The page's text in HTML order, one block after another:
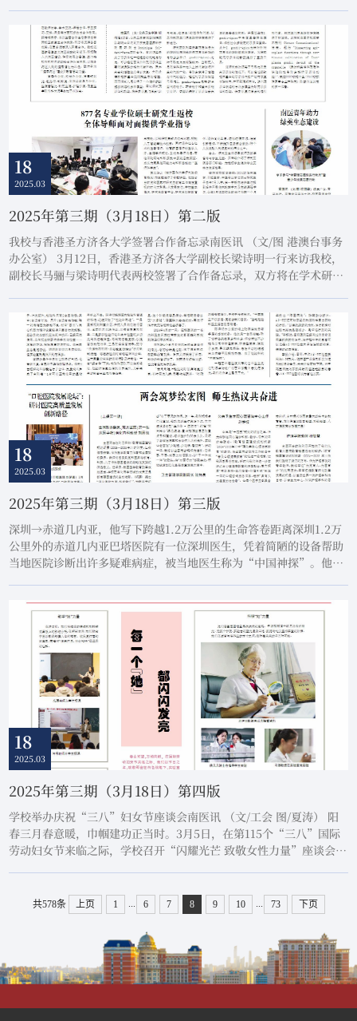
学习教育工作。学校党委书记张玉润主持会议并讲话。会议指出，党
中央决定在全党开展深入贯彻中央八项...
18
2025.03
2025年第三期（3月18日）第二版
我校与香港圣方济各大学签署合作备忘录南医讯 （文/图 港澳台事务
办公室） 3月12日，香港圣方济各大学副校长梁诗明一行来访我校，
副校长马骊与梁诗明代表两校签署了合作备忘录，双方将在学术研
学、学术交流、课程合作、学生实习、交换、深造等方面初步达成合
作意向。梁诗明表示，本次签署合作备忘录...
18
2025.03
2025年第三期（3月18日）第三版
深圳→赤道几内亚，他写下跨越1.2万公里的生命答卷距离深圳1.2万
公里外的赤道几内亚巴塔医院有一位深圳医生，凭着简陋的设备帮助
当地医院诊断出许多疑难病症，被当地医生称为“中国神探”。他就
塔医院工作的陈泽衍面临着简陋的工作环境：医院没有自来水，同事
们用桶接空调的冷凝水用来洗手、冲洗玻...
18
2025.03
2025年第三期（3月18日）第四版
学校举办庆祝“三八”妇女节座谈会南医讯 （文/工会 图/夏涛） 阳
春三月春意暖，巾帼建功正当时。3月5日，在第115个“三八”国际
劳动妇女节来临之际，学校召开“闪耀光芒 致敬女性力量”座谈会。
美好的祝福，并逐一向与会女教职工代表献上鲜花。他表示，学校全
体女教职工立足本职、勤勉工作，为学校...
共578条 上页 1 6 7 8 9 10 73 下页